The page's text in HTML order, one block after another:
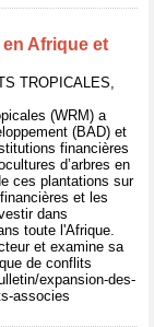
Afrique et
TROPICALES,
(WRM) a
(BAD) et
financières
d’arbres en
ces plantations sur
et les
dans
toute l'Afrique.
et examine sa
de conflits
expansion-des-
associes